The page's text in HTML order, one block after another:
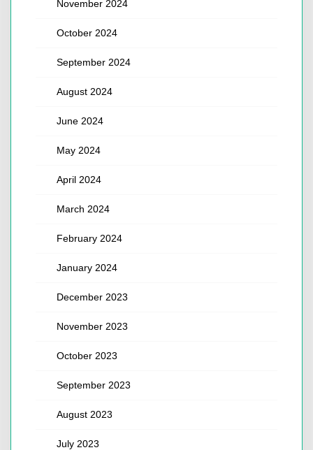
November 2024
October 2024
September 2024
August 2024
June 2024
May 2024
April 2024
March 2024
February 2024
January 2024
December 2023
November 2023
October 2023
September 2023
August 2023
July 2023